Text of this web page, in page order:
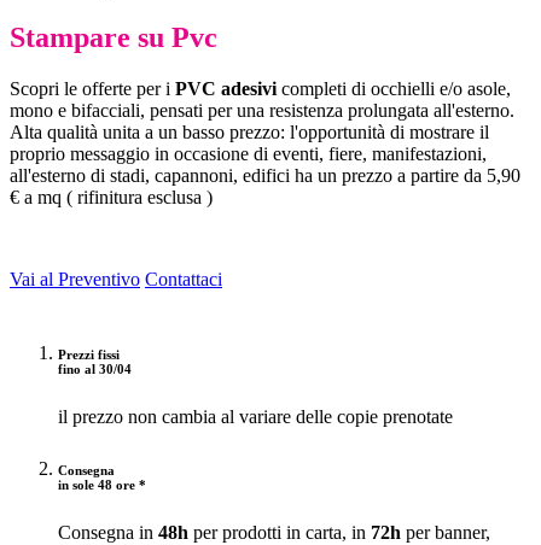
Stampare su Pvc
Scopri le offerte per i PVC adesivi completi di occhielli e/o asole,
mono e bifacciali, pensati per una resistenza prolungata all'esterno.
Alta qualità unita a un basso prezzo: l'opportunità di mostrare il
proprio messaggio in occasione di eventi, fiere, manifestazioni,
all'esterno di stadi, capannoni, edifici ha un prezzo a partire da 5,90
€ a mq ( rifinitura esclusa )
Vai al Preventivo Contattaci
Prezzi fissi
fino al 30/04
il prezzo non cambia al variare delle copie prenotate
Consegna
in sole 48 ore *
Consegna in 48h per prodotti in carta, in 72h per banner,